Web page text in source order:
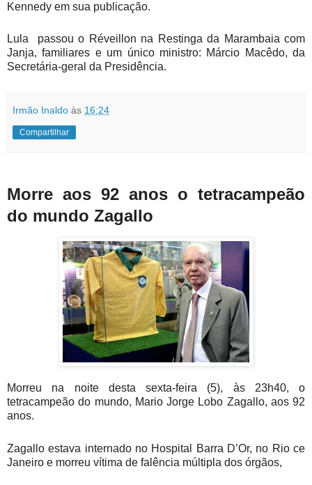
Kennedy em sua publicação.
Lula passou o Réveillon na Restinga da Marambaia com
Janja, familiares e um único ministro: Márcio Macêdo, da
Secretária-geral da Presidência.
Irmão Inaldo às 16:24
Compartilhar
Morre aos 92 anos o tetracampeão
do mundo Zagallo
Morreu na noite desta sexta-feira (5), às 23h40, o
tetracampeão do mundo, Mario Jorge Lobo Zagallo, aos 92
anos.
Zagallo estava internado no Hospital Barra D’Or, no Rio ce
Janeiro e morreu vítima de falência múltipla dos órgãos,